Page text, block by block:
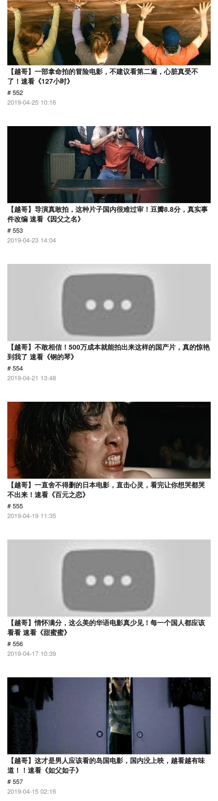
【越哥】一部拿命拍的冒险电影，不建议看第二遍，心脏真受不
了！速看《127小时》
# 552
2019-04-25 10:16
【越哥】导演真敢拍，这种片子国内很难过审！豆瓣8.8分，真实事
件改编 速看《因父之名》
# 553
2019-04-23 14:04
【越哥】不敢相信！500万成本就能拍出来这样的国产片，真的惊艳
到我了 速看《钢的琴》
# 554
2019-04-21 13:48
【越哥】一直舍不得删的日本电影，直击心灵，看完让你想哭都哭
不出来！速看《百元之恋》
# 555
2019-04-19 11:35
【越哥】情怀满分，这么美的华语电影真少见！每一个国人都应该
看看 速看《甜蜜蜜》
# 556
2019-04-17 10:39
【越哥】这才是男人应该看的岛国电影，国内没上映，越看越有味
道！！速看《如父如子》
# 557
2019-04-15 02:16